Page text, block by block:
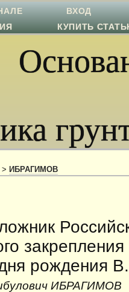
ВХОД
КУПИТЬ
> ИБРАГИМОВ
закрепления
рождения
ИБРАГИМОВ